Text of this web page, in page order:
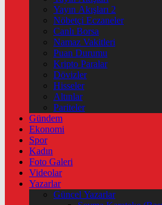
Yayın Akışları 2
Nöbetçi Eczaneler
Canlı Borsa
Namaz Vakitleri
Puan Durumu
Kripto Paralar
Dövizler
Hisseler
Altınlar
Pariteler
Gündem
Ekonomi
Spor
Kadın
Foto Galeri
Videolar
Yazarlar
Güncel Yazarlar